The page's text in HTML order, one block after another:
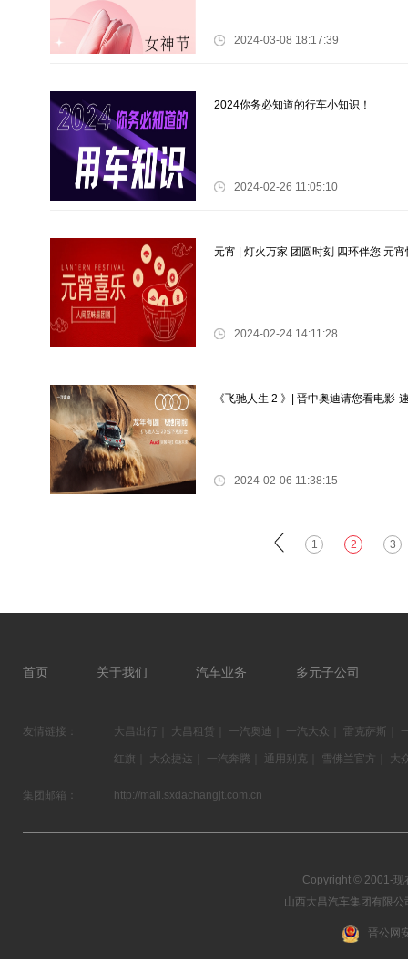
2024-03-08 18:17:39
2024你务必知道的行车小知识！
2024-02-26 11:05:10
元宵 | 灯火万家 团圆时刻 四环伴您 元宵
2024-02-24 14:11:28
《飞驰人生 2 》| 晋中奥迪请您看电影-
2024-02-06 11:38:15
1 2 3
首页 关于我们 汽车业务 多元子公司
友情链接： 大昌出行 大昌租赁 一汽奥迪 一汽大众 雷克萨斯
红旗 大众捷达 一汽奔腾 通用别克 雪佛兰官方 大
集团邮箱： http://mail.sxdachangjt.com.cn
Copyright © 2001-现
山西大昌汽车集团有限
晋公网